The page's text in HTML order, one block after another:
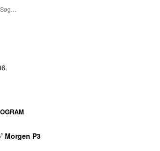
.
Morgen P3